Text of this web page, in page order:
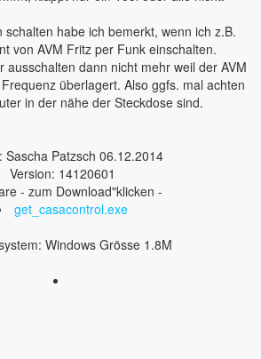
schalten habe ich bemerkt, wenn ich z.B.
von AVM Fritz per Funk einschalten.
ausschalten dann nicht mehr weil der AVM
überlagert. Also ggfs. mal achten
in der nähe der Steckdose sind.
Sascha Patzsch 06.12.2014
Version: 14120601
- zum Download"klicken -
get_casacontrol.exe
Windows Grösse 1.8M